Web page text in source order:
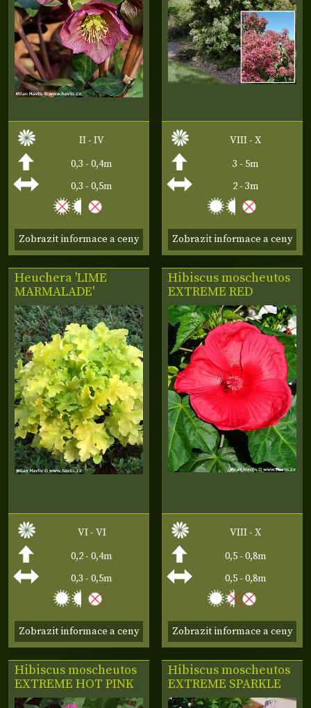
II - IV
0,3 - 0,4m
0,3 - 0,5m
Zobrazit informace a ceny
VIII - X
3 - 5m
2 - 3m
Zobrazit informace a ceny
Heuchera 'LIME
MARMALADE'
VI - VI
0,2 - 0,4m
0,3 - 0,5m
Zobrazit informace a ceny
Hibiscus moscheutos
EXTREME RED
VIII - X
0,5 - 0,8m
0,5 - 0,8m
Zobrazit informace a ceny
Hibiscus moscheutos
EXTREME HOT PINK
Hibiscus moscheutos
EXTREME SPARKLE